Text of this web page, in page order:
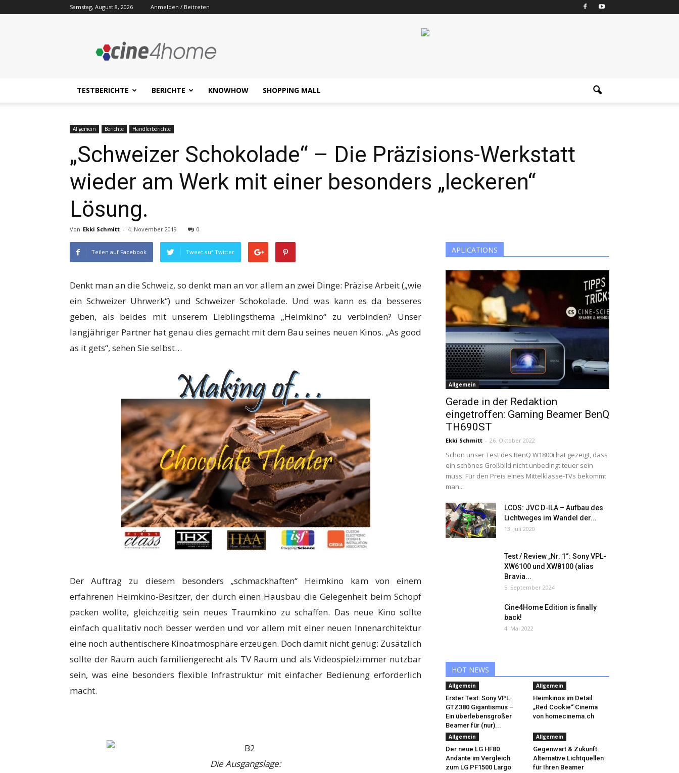
Samstag, August 8, 2026 Anmelden / Beitreten
TESTBERICHTE BERICHTE KNOWHOW SHOPPING MALL
Allgemein Berichte Händlerberichte
„Schweizer Schokolade“ – Die Präzisions-Werkstatt
wieder am Werk mit einer besonders „leckeren“
Lösung.
Von Ekki Schmitt - 4. November 2019 0
Teilen auf Facebook Tweet auf Twitter
Denkt man an die Schweiz, so denkt man an vor allem an zwei Dinge: Präzise Arbeit („wie
ein Schweizer Uhrwerk“) und Schweizer Schokolade. Und was kann es da besseres
geben, als beides mit unserem Lieblingsthema „Heimkino“ zu verbinden? Unser
langjähriger Partner hat genau dies gemacht mit dem Bau seines neuen Kinos. „As good
as it gets“, sehen Sie selbst…
Der Auftrag zu diesem besonders „schmackhaften“ Heimkino kam von einem
erfahrenen Heimkino-Besitzer, der durch einen Hausbau die Gelegenheit beim Schopf
packen wollte, gleichzeitig sein neues Traumkino zu schaffen. Das neue Kino sollte
einfach qualitativ noch besser werden und vor allem mit einer neuen Innenarchitektur
eine noch authentischere Kinoatmosphäre erzeugen. Doch damit nicht genug: Zusätzlich
sollte der Raum auch familiengerecht als TV Raum und als Videospielzimmer nutzbar
sein, was eine besonders flexible Infrastruktur mit einfacher Bedienung erforderlich
macht.
Die Ausgangslage:
APLICATIONS
Allgemein
Gerade in der Redaktion
eingetroffen: Gaming Beamer BenQ
TH690ST
Ekki Schmitt - 26. Oktober 2022
Schon unser Test des BenQ W1800i hat gezeigt, dass
ein schönes Großbild nicht unbedingt teuer sein
muss: Für den Preis eines Mittelklasse-TVs bekommt
man...
LCOS: JVC D-ILA – Aufbau des
Lichtweges im Wandel der...
13. Juli 2020
Test / Review „Nr. 1“: Sony VPL-
XW6100 und XW8100 (alias
Bravia...
5. September 2024
Cine4Home Edition is finally
back!
4. Mai 2022
HOT NEWS
Allgemein
Erster Test: Sony VPL-
GTZ380 Gigantismus –
Ein überlebensgroßer
Beamer für (nur)...
Allgemein
Heimkinos im Detail:
„Red Cookie“ Cinema
von homecinema.ch
Allgemein
Der neue LG HF80
Andante im Vergleich
zum LG PF1500 Largo
Allgemein
Gegenwart & Zukunft:
Alternative Lichtquellen
für Ihren Beamer